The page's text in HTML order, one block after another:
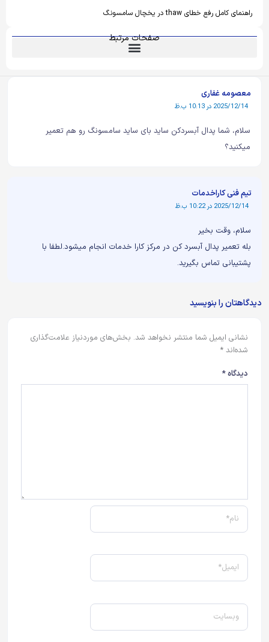
راهنمای کامل رفع خطای thaw در یخچال سامسونگ
صفحات مرتبط
معصومه غفاری
2025/12/14 در 10:13 ب.ظ
سلام، شما پدال آبسردکن ساید بای ساید سامسونگ رو هم تعمیر
میکنید؟
تیم فنی کاراخدمات
2025/12/14 در 10:22 ب.ظ
سلام، وقت بخیر
بله تعمیر پدال آبسرد کن در مرکز کارا خدمات انجام میشود.لطفا با
پشتیبانی تماس بگیرید.
دیدگاهتان را بنویسید
نشانی ایمیل شما منتشر نخواهد شد. بخش‌های موردنیاز علامت‌گذاری
شده‌اند *
دیدگاه*
نام*
ایمیل*
وبسایت